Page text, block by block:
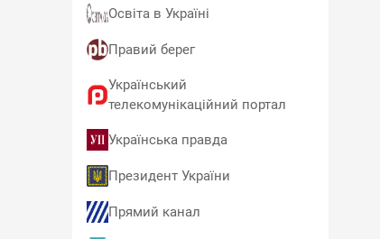
Освіта в Україні
Правий берег
Український
телекомунікаційний портал
Українська правда
Президент України
Прямий канал